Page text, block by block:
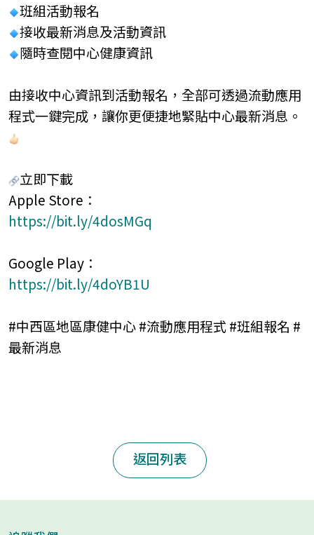
班組活動報名
接收最新消息及活動資訊
隨時查閱中心健康資訊
由接收中心資訊到活動報名，全部可透過流動應用
程式一鍵完成，讓你更便捷地緊貼中心最新消息。
立即下載
Apple Store ：
https://bit.ly/4dosMGq
Google Play ：
https://bit.ly/4doYB1U
#中西區地區康健中心#流動應用程式#班組報名 #
最新消息
返回列表